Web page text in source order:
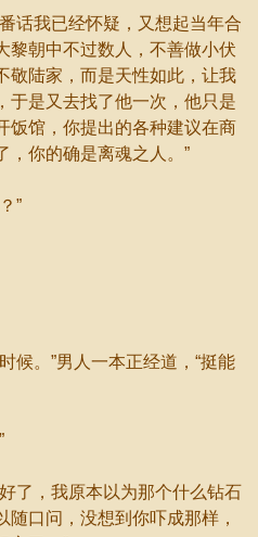
我已经怀疑，又想起当年合
黎朝中不过数人，不善做小伏
敬陆家，而是天性如此，让我
是又去找了他一次，他只是
饭馆，你提出的各种建议在商
，你的确是离魂之人。”
”
。”男人一本正经道，“挺能
，我原本以为那个什么钻石
口问，没想到你吓成那样，